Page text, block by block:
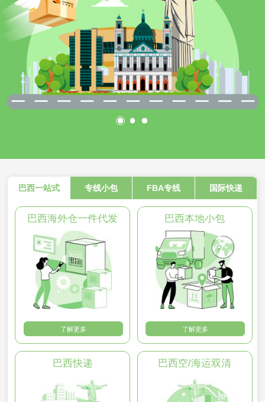
巴西一站式 专线小包 FBA专线 国际快递
巴西海外仓一件代发
了解更多
巴西本地小包
了解更多
巴西快递 巴西空/海运双清